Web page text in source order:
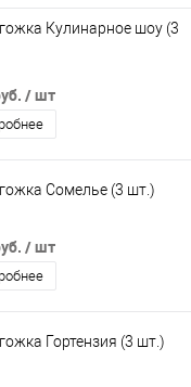
Кулинарное шоу (3
/ шт
Сомелье (3 шт.)
/ шт
Гортензия (3 шт.)